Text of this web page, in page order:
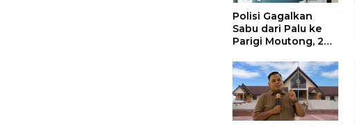
Polisi Gagalkan
Sabu dari Palu ke
Parigi Moutong, 2
Ditangkap